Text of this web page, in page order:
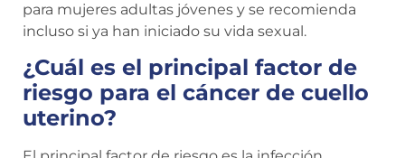
para mujeres adultas jóvenes y se recomienda
incluso si ya han iniciado su vida sexual.
¿Cuál es el principal factor de
riesgo para el cáncer de cuello
uterino?